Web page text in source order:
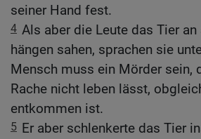
seiner Hand fest.
4 Als aber die Leute das Tier an
hängen sahen, sprachen sie
Mensch muss ein Mörder sein,
Rache nicht leben lässt,
entkommen ist.
5 Er aber schlenkerte das Tier